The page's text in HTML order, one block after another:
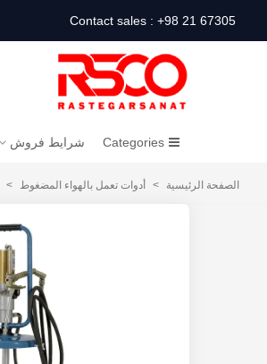
Contact sales : +98 21 67305
Categories شرایط فروش
الصفحة الرئيسية > أدوات تعمل بالهواء المضغوط >